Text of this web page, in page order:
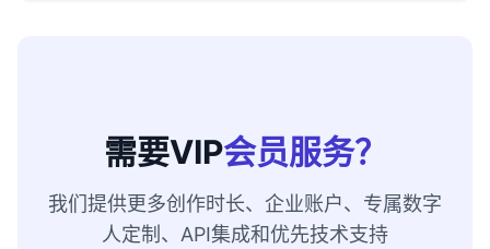
需要VIP会员服务？
我们提供更多创作时长、企业账户、专属数字
人定制、API集成和优先技术支持